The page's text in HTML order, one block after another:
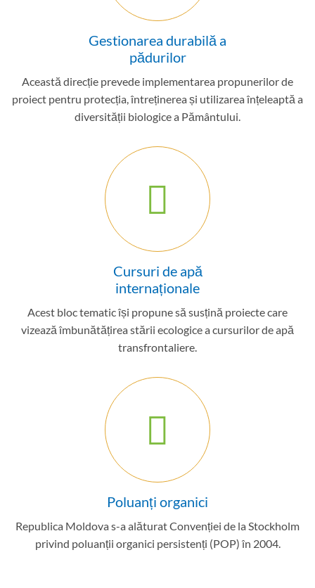
Gestionarea durabilă a
pădurilor
Această direcție prevede implementarea propunerilor de
proiect pentru protecția, întreținerea și utilizarea înțeleaptă a
diversității biologice a Pământului.
Cursuri de apă
internaționale
Acest bloc tematic își propune să susțină proiecte care
vizează îmbunătățirea stării ecologice a cursurilor de apă
transfrontaliere.
Poluanți organici
Republica Moldova s-a alăturat Convenției de la Stockholm
privind poluanții organici persistenți (POP) în 2004.